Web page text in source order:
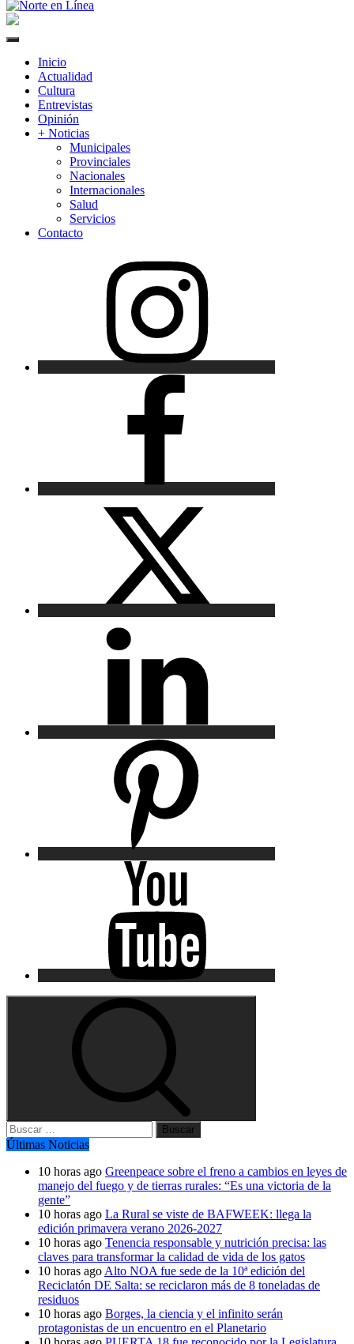
Primary
Inicio
Actualidad
Cultura
Entrevistas
Opinión
+ Noticias
Municipales
Provinciales
Nacionales
Internacionales
Salud
Servicios
Contacto
Buscar:
Últimas Noticias
10 horas ago Greenpeace sobre el freno a cambios en leyes de
manejo del fuego y de tierras rurales: “Es una victoria de la
gente”
10 horas ago La Rural se viste de BAFWEEK: llega la
edición primavera verano 2026-2027
10 horas ago Tenencia responsable y nutrición precisa: las
claves para transformar la calidad de vida de los gatos
10 horas ago Alto NOA fue sede de la 10ª edición del
Reciclatón DE Salta: se reciclaron más de 8 toneladas de
residuos
10 horas ago Borges, la ciencia y el infinito serán
protagonistas de un encuentro en el Planetario